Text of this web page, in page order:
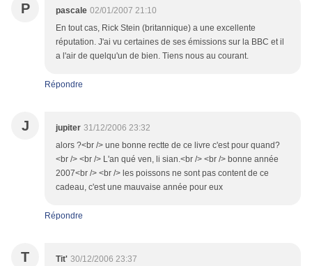
P pascale 02/01/2007 21:10
En tout cas, Rick Stein (britannique) a une excellente
réputation. J'ai vu certaines de ses émissions sur la BBC et il
a l'air de quelqu'un de bien. Tiens nous au courant.
Répondre
J jupiter 31/12/2006 23:32
alors ?<br /> une bonne rectte de ce livre c'est pour quand?
<br /> <br /> L'an qué ven, li sian.<br /> <br /> bonne année
2007<br /> <br /> les poissons ne sont pas content de ce
cadeau, c'est une mauvaise année pour eux
Répondre
T Tit' 30/12/2006 23:37